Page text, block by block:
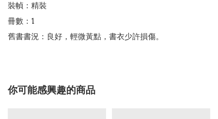
裝幀：精裝
冊數：1
舊書書況：良好，輕微黃點，書衣少許損傷。
你可能感興趣的商品